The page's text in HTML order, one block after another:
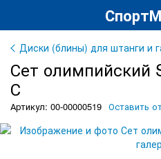
Диски (блины) для штанги и
Сет олимпийский
С
Артикул: 00-00000519 Оставить